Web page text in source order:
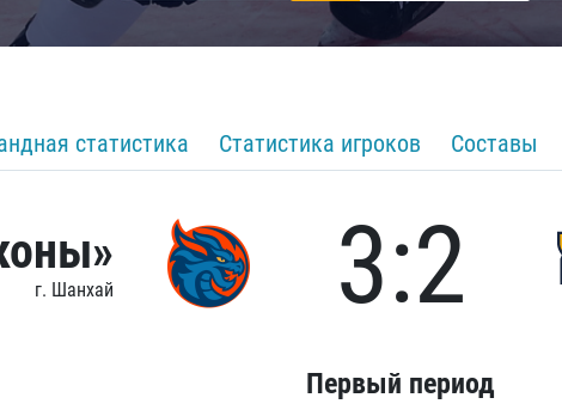
статистика Статистика игроков Составы
г. Шанхай 3:2
Первый период